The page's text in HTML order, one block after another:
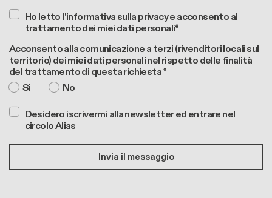
Ho letto l'informativa sulla privacye acconsento al
trattamento dei miei dati personali*
Acconsento alla comunicazione a terzi (rivenditori locali sul
territorio) dei miei dati personali nel rispetto delle finalità
del trattamento di questa richiesta *
Si
No
Desidero iscrivermi alla newsletter ed entrare nel
circolo Alias